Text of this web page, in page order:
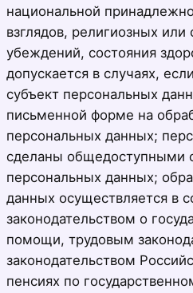
национальной
взглядов, религиозных или
убеждений, состояния
допускается в случаях,
субъект персональных
письменной форме на
персональных данных;
сделаны общедоступными
персональных данных;
данных осуществляется в
законодательством о
помощи, трудовым
законодательством
пенсиях по